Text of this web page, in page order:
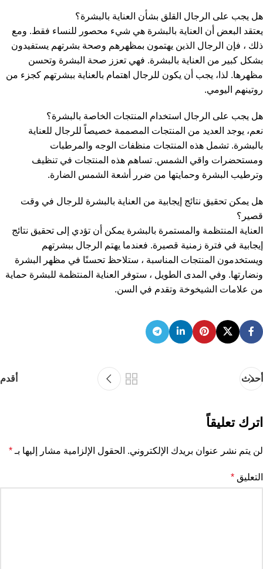
هل يجب على الرجال القلق بشأن العناية بالبشرة؟
يعتقد البعض أن العناية بالبشرة هي شيء محصور للنساء فقط. ومع
ذلك ، فإن الرجال الذين يهتمون بمظهرهم وصحة بشرتهم يستفيدون
بشكل كبير من العناية بالبشرة. فهي تعزز صحة البشرة وتحسن
مظهرها. لذا، يجب أن يكون للرجال اهتمام بالعناية ببشرتهم كجزء من
روتينهم اليومي.
هل يجب على الرجال استخدام المنتجات الخاصة بالبشرة؟
نعم، يوجد العديد من المنتجات المصممة خصيصاً للرجال للعناية
بالبشرة. تشمل هذه المنتجات منظفات الوجه والمرطبات
ومستحضرات واقي الشمس. تساهم هذه المنتجات في تنظيف
وترطيب البشرة وحمايتها من ضرر أشعة الشمس الضارة.
هل يمكن تحقيق نتائج إيجابية من العناية بالبشرة للرجال في وقت
قصير؟
العناية المنتظمة والمستمرة بالبشرة يمكن أن تؤدي إلى تحقيق نتائج
إيجابية في فترة زمنية قصيرة. فعندما يهتم الرجال ببشرتهم
ويستخدمون المنتجات المناسبة ، ستلاحظ تحسنًا في مظهر البشرة
ونضارتها. وفي المدى الطويل ، ستوفر العناية المنتظمة للبشرة حماية
من علامات الشيخوخة وتقدم في السن.
أحدث أقدم
اترك تعليقاً
لن يتم نشر عنوان بريدك الإلكتروني. الحقول الإلزامية مشار إليها بـ *
التعليق *